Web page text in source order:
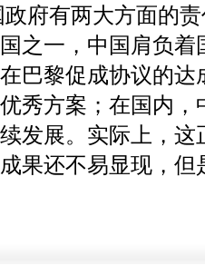
府有两大方面的
之一，中国肩负着
巴黎促成协议的达
秀方案；在国内
发展。实际上，这
果还不易显现，但